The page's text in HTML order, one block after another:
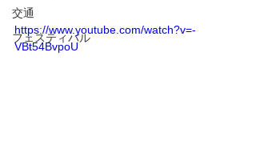
交通
フェスティバル
https://www.youtube.com/watch?v=-
VBt54BvpoU